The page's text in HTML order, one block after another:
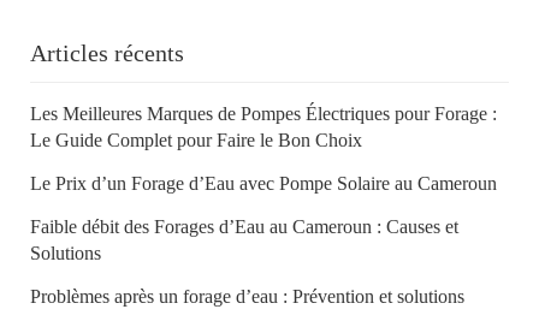
Articles récents
Les Meilleures Marques de Pompes Électriques pour Forage :
Le Guide Complet pour Faire le Bon Choix
Le Prix d’un Forage d’Eau avec Pompe Solaire au Cameroun
Faible débit des Forages d’Eau au Cameroun : Causes et
Solutions
Problèmes après un forage d’eau : Prévention et solutions